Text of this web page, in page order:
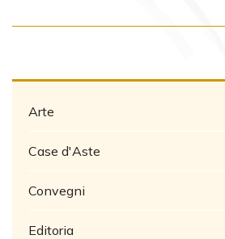
Arte
Case d'Aste
Convegni
Editoria